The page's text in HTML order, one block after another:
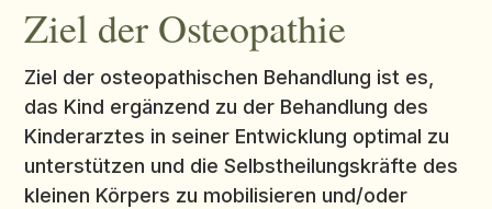
Ziel der Osteopathie
Ziel der osteopathischen Behandlung ist es,
das Kind ergänzend zu der Behandlung des
Kinderarztes in seiner Entwicklung optimal zu
unterstützen und die Selbstheilungskräfte des
kleinen Körpers zu mobilisieren und/oder